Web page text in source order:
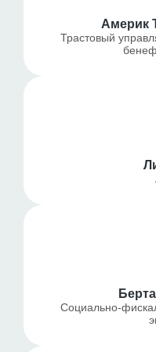
Америк
Трастовый
Социально-